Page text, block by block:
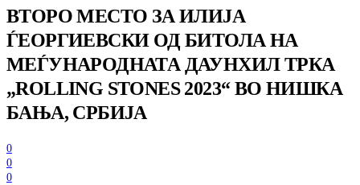
ВТОРО МЕСТО ЗА ИЛИЈА
ЃЕОРГИЕВСКИ ОД БИТОЛА НА
МЕЃУНАРОДНАТА ДАУНХИЛ ТРКА
„ROLLING STONES 2023“ ВО НИШКА
БАЊА, СРБИЈА
0
0
0